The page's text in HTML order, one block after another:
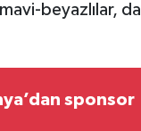
beyazlılar,
sponsor